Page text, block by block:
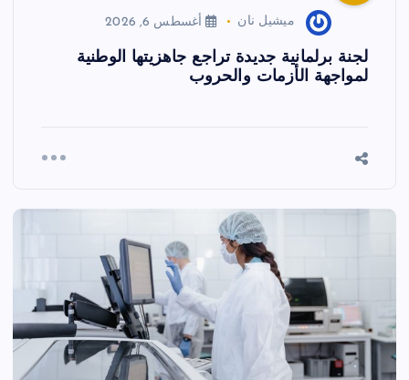
ميشيل نان أغسطس 6, 2026
لجنة برلمانية جديدة تراجع جاهزيتها الوطنية
لمواجهة الأزمات والحروب